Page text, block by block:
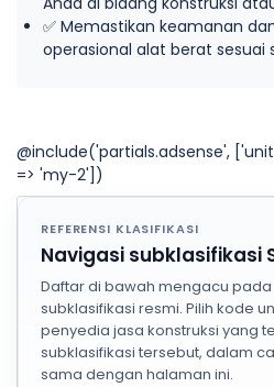
✅ Memastikan keamanan
operasional alat berat sesuai
@include('partials.adsense',
=> 'my-2'])
REFERENSI KLASIFIKASI
Navigasi subklasifikasi
Daftar di bawah mengacu
subklasifikasi resmi. Pilih kode
penyedia jasa konstruksi yang
subklasifikasi tersebut, dalam
sama dengan halaman ini.